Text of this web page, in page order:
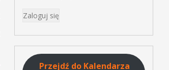
Przejdź do Kalendarza